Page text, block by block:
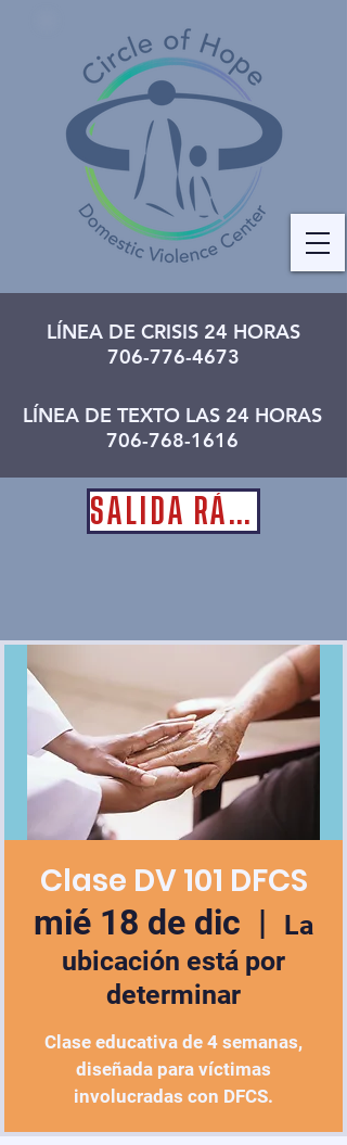
LÍNEA DE CRISIS 24 HORAS
706-776-4673
LÍNEA DE TEXTO LAS 24 HORAS
706-768-1616
Clase DV 101 DFCS
mié 18 de dic
  |
La
ubicación está por
determinar
Clase educativa de 4 semanas,
diseñada para víctimas
involucradas con DFCS.